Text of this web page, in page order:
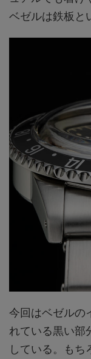
ベゼルは鉄板と
今回はベゼルの
れている黒い部
している。もち